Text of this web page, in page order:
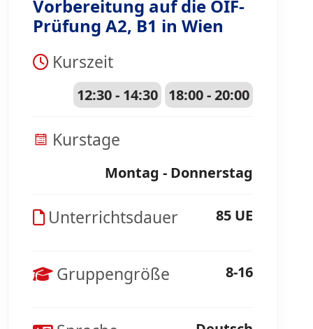
Vorbereitung auf die ÖIF-
Prüfung A2, B1 in Wien
Kurszeit
12:30 - 14:30 18:00 - 20:00
Kurstage
Montag - Donnerstag
Unterrichtsdauer 85 UE
Gruppengröße 8-16